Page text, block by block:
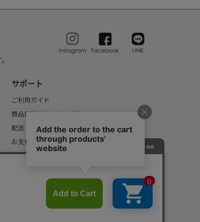
サポート
ご利用ガイド
商品発送のタイミングについて
配送・送料について
お支払いについて
返品・交換について